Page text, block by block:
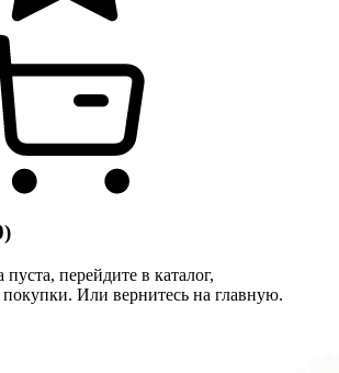
перейдите в каталог,
покупки. Или вернитесь на главную.